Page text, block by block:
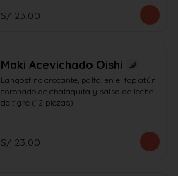
S/ 23.00
Maki Acevichado Oishi
Langostino crocante, palta, en el top atún
coronado de chalaquita y salsa de leche
de tigre (12 piezas)
S/ 23.00